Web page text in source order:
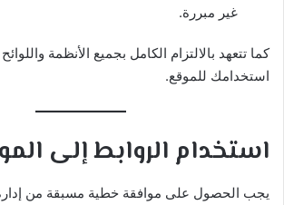
غير مبررة.
كما تتعهد بالالتزام الكامل بجميع الأنظمة
استخدامك للموقع.
استخدام الروابط إلى
يجب الحصول على موافقة خطية مسبقة من